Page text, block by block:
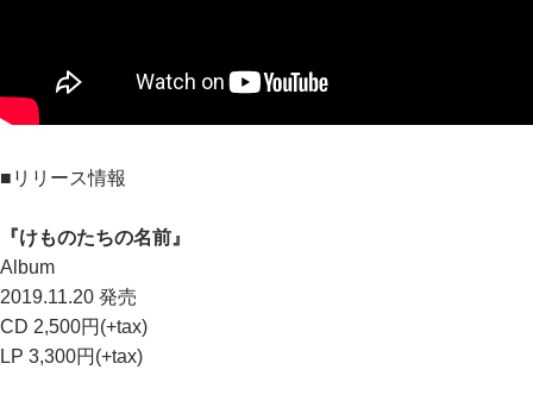
■リリース情報
『けものたちの名前』
Album
2019.11.20 発売
CD 2,500円(+tax)
LP 3,300円(+tax)